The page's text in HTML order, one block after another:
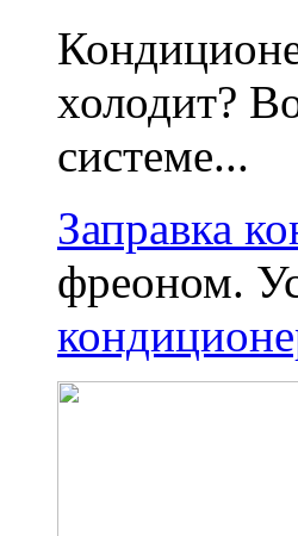
холодит?
системе...
Заправка
фреоном.